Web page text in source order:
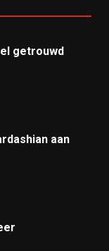
getrouwd
aan